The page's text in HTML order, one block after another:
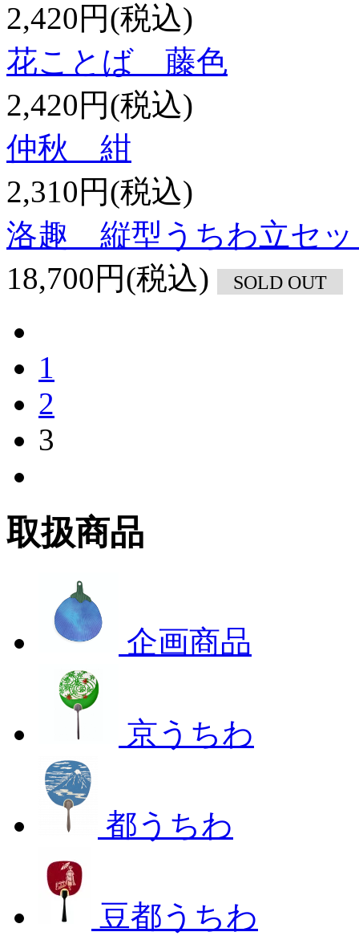
2,420円(税込)
花ことば 藤色
2,420円(税込)
仲秋 紺
2,310円(税込)
洛趣 縦型うちわ立セ
18,700円(税込)
SOLD OUT
1
2
3
取扱商品
企画商品
京うちわ
都うちわ
豆都うちわ